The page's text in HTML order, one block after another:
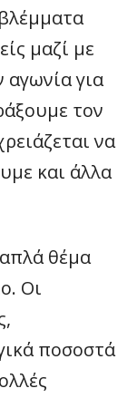
μαζί με
αγωνία για
τον
να
και άλλα
θέμα
Οι
ποσοστά